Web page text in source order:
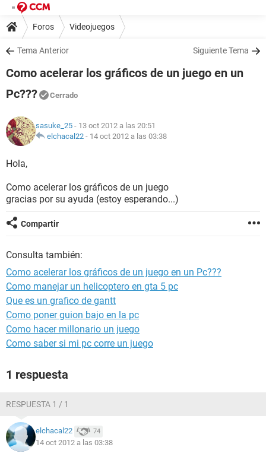
Foros Videojuegos
Tema Anterior Siguiente Tema
Como acelerar los gráficos de un juego en un
Pc???
Cerrado
sasuke_25 - 13 oct 2012 a las 20:51
elchacal22 - 14 oct 2012 a las 03:38
Hola,
Como acelerar los gráficos de un juego
gracias por su ayuda (estoy esperando...)
Compartir
Consulta también:
Como acelerar los gráficos de un juego en un Pc???
Como manejar un helicoptero en gta 5 pc
Que es un grafico de gantt
Como poner guion bajo en la pc
Como hacer millonario un juego
Como saber si mi pc corre un juego
1 respuesta
RESPUESTA 1 / 1
elchacal22 74
14 oct 2012 a las 03:38